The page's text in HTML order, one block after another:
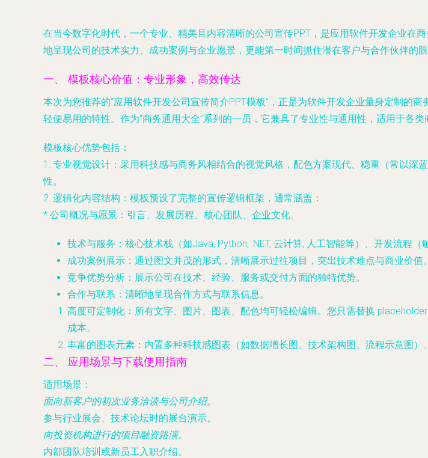
在当今数字化时代，一个专业、精美且内容清晰的公司宣传PPT，是应用软件开发企业在
地呈现公司的技术实力、成功案例与企业愿景，更能第一时间抓住潜在客户与合作伙伴的
一、 模板核心价值：专业形象，高效传达
本次为您推荐的“应用软件开发公司宣传简介PPT模板”，正是为软件开发企业量身定制的
轻便易用的特性。作为“商务通用大全”系列的一员，它兼具了专业性与通用性，适用于各类
模板核心优势包括：
1. 专业视觉设计 ：采用科技感与商务风相结合的视觉风格，配色方案现代、稳重（常以
性。
2. 逻辑化内容结构 ：模板预设了完整的宣传逻辑框架，通常涵盖：
* 公司概况与愿景 ：引言、发展历程、核心团队、企业文化。
技术与服务 ：核心技术栈（如Java, Python, .NET, 云计算, 人工智能等）、开发流程
成功案例展示 ：通过图文并茂的形式，清晰展示过往项目，突出技术难点与商业价值。
竞争优势分析 ：展示公司在技术、经验、服务或交付方面的独特优势。
合作与联系 ：清晰地呈现合作方式与联系信息。
高度可定制化 ：所有文字、图片、图表、配色均可轻松编辑。您只需替换
成本。
丰富的图表元素 ：内置多种科技感图表（如数据增长图、技术架构图、流程示意图
二、 应用场景与下载使用指南
适用场景：
面向新客户的初次业务洽谈与公司介绍。
参与行业展会、技术论坛时的展台演示。
向投资机构进行的项目融资路演。
内部团队培训或新员工入职介绍。